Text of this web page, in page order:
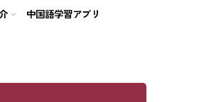
中国語学習アプリ